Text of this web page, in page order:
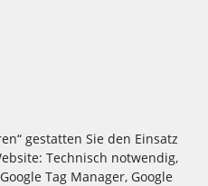
gestatten Sie den Einsatz
Technisch notwendig,
Tag Manager, Google